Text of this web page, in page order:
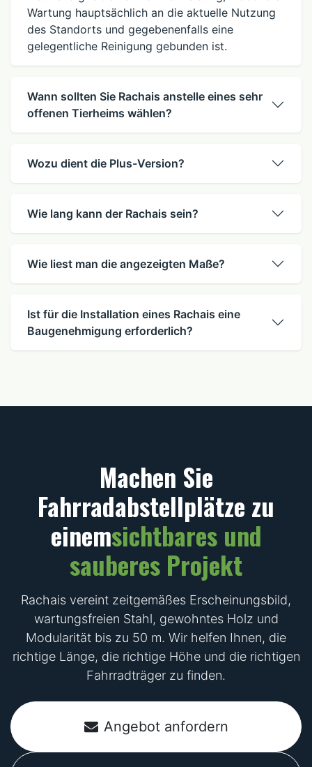
Wartung hauptsächlich an die aktuelle Nutzung
des Standorts und gegebenenfalls eine
gelegentliche Reinigung gebunden ist.
Wann sollten Sie Rachais anstelle eines sehr
offenen Tierheims wählen?
Wozu dient die Plus-Version?
Wie lang kann der Rachais sein?
Wie liest man die angezeigten Maße?
Ist für die Installation eines Rachais eine
Baugenehmigung erforderlich?
Machen Sie
Fahrradabstellplätze zu
einemsichtbares und
sauberes Projekt
Rachais vereint zeitgemäßes Erscheinungsbild,
wartungsfreien Stahl, gewohntes Holz und
Modularität bis zu 50 m. Wir helfen Ihnen, die
richtige Länge, die richtige Höhe und die richtigen
Fahrradträger zu finden.
Angebot anfordern